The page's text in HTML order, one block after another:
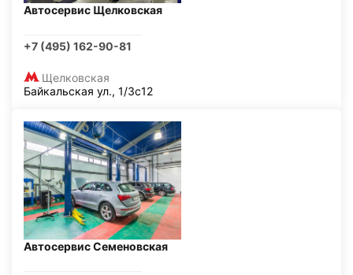
Автосервис Щелковская
+7 (495) 162-90-81
Щелковская
Байкальская ул., 1/3с12
Автосервис Семеновская